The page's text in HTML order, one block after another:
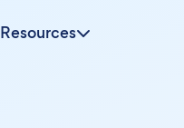
Resources